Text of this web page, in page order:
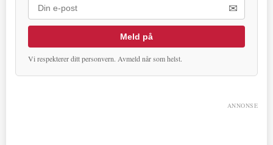
✉
Meld på
Vi respekterer ditt personvern. Avmeld når som helst.
ANNONSE